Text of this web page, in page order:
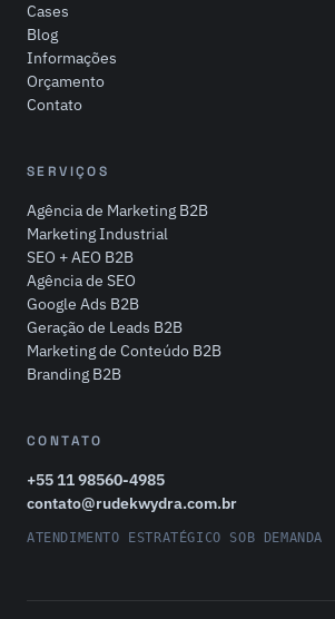
Cases
Blog
Informações
Orçamento
Contato
SERVIÇOS
Agência de Marketing B2B
Marketing Industrial
SEO + AEO B2B
Agência de SEO
Google Ads B2B
Geração de Leads B2B
Marketing de Conteúdo B2B
Branding B2B
CONTATO
+55 11 98560-4985
contato@rudekwydra.com.br
ATENDIMENTO ESTRATÉGICO SOB DEMANDA